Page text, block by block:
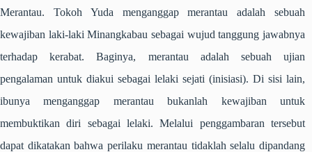
Merantau. Tokoh Yuda menganggap merantau adalah sebuah
kewajiban laki-laki Minangkabau sebagai wujud tanggung jawabnya
terhadap kerabat. Baginya, merantau adalah sebuah ujian
pengalaman untuk diakui sebagai lelaki sejati (inisiasi). Di sisi lain,
ibunya menganggap merantau bukanlah kewajiban untuk
membuktikan diri sebagai lelaki. Melalui penggambaran tersebut
dapat dikatakan bahwa perilaku merantau tidaklah selalu dipandang